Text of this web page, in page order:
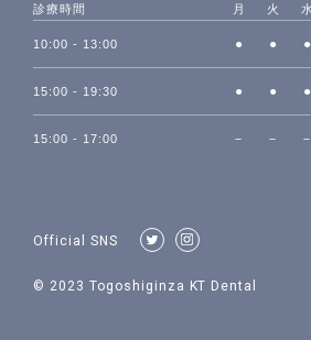
診療時間 月 火 水
10:00 - 13:00 ● ● ●
15:00 - 19:30 ● ● ●
15:00 - 17:00 － － －
Official SNS
© 2023 Togoshiginza KT Dental